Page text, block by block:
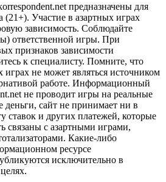
предназначены для
(21+). Участие в азартных играх
зависимость. Соблюдайте
ответственной игры. При
признаков зависимости
к специалисту. Помните, что
играх не может являться источником
работе. Информационный
не проводит игры на реальные
деньги, сайт не принимает ни в
ставок и других платежей, которые
связаны с азартными играми,
Какие-либо
ресурсе
исключительно в